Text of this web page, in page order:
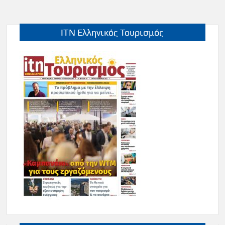
ITN Ελληνικός Τουρισμός